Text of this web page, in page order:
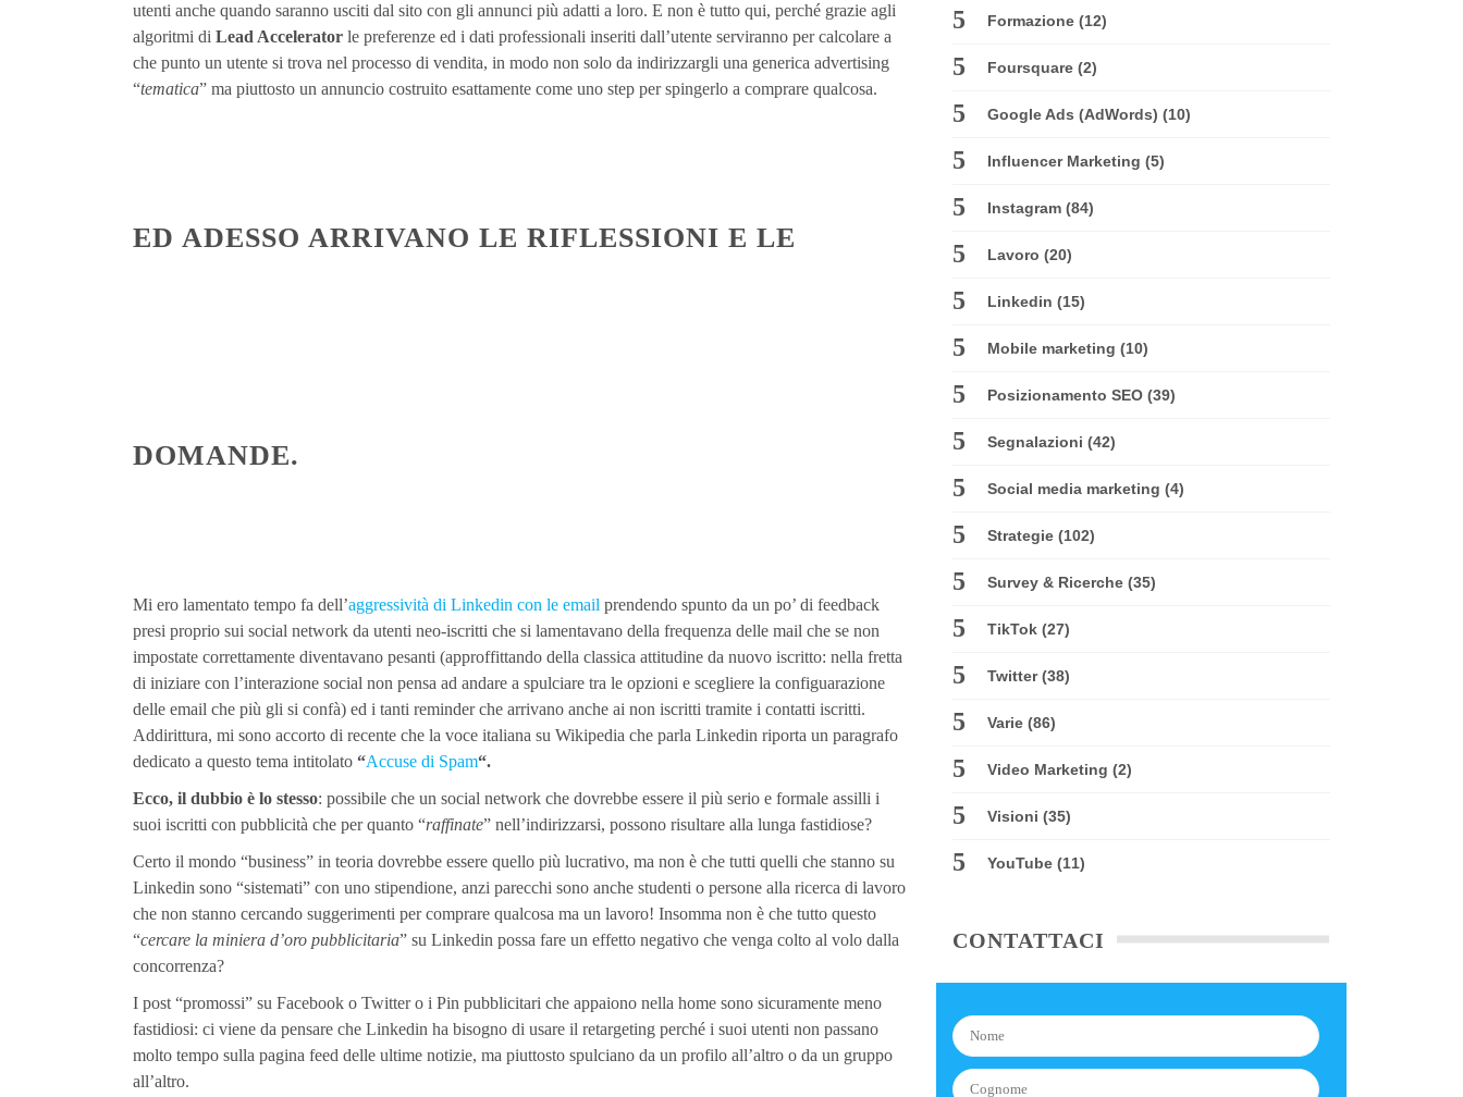
utenti anche quando saranno usciti dal sito con gli annunci più adatti a loro. E non è tutto qui, perché grazie agli
algoritmi di Lead Accelerator le preferenze ed i dati professionali inseriti dall’utente serviranno per calcolare a
che punto un utente si trova nel processo di vendita, in modo non solo da indirizzargli una generica advertising
“tematica” ma piuttosto un annuncio costruito esattamente come uno step per spingerlo a comprare qualcosa.
ED ADESSO ARRIVANO LE RIFLESSIONI E LE
DOMANDE.
Mi ero lamentato tempo fa dell’aggressività di Linkedin con le email prendendo spunto da un po’ di feedback
presi proprio sui social network da utenti neo-iscritti che si lamentavano della frequenza delle mail che se non
impostate correttamente diventavano pesanti (approffittando della classica attitudine da nuovo iscritto: nella fretta
di iniziare con l’interazione social non pensa ad andare a spulciare tra le opzioni e scegliere la configuarazione
delle email che più gli si confà) ed i tanti reminder che arrivano anche ai non iscritti tramite i contatti iscritti.
Addirittura, mi sono accorto di recente che la voce italiana su Wikipedia che parla Linkedin riporta un paragrafo
dedicato a questo tema intitolato “Accuse di Spam“.
Ecco, il dubbio è lo stesso: possibile che un social network che dovrebbe essere il più serio e formale assilli i
suoi iscritti con pubblicità che per quanto “raffinate” nell’indirizzarsi, possono risultare alla lunga fastidiose?
Certo il mondo “business” in teoria dovrebbe essere quello più lucrativo, ma non è che tutti quelli che stanno su
Linkedin sono “sistemati” con uno stipendione, anzi parecchi sono anche studenti o persone alla ricerca di lavoro
che non stanno cercando suggerimenti per comprare qualcosa ma un lavoro! Insomma non è che tutto questo
“cercare la miniera d’oro pubblicitaria” su Linkedin possa fare un effetto negativo che venga colto al volo dalla
concorrenza?
I post “promossi” su Facebook o Twitter o i Pin pubblicitari che appaiono nella home sono sicuramente meno
fastidiosi: ci viene da pensare che Linkedin ha bisogno di usare il retargeting perché i suoi utenti non passano
molto tempo sulla pagina feed delle ultime notizie, ma piuttosto spulciano da un profilo all’altro o da un gruppo
all’altro.
Formazione (12)
Foursquare (2)
Google Ads (AdWords) (10)
Influencer Marketing (5)
Instagram (84)
Lavoro (20)
Linkedin (15)
Mobile marketing (10)
Posizionamento SEO (39)
Segnalazioni (42)
Social media marketing (4)
Strategie (102)
Survey & Ricerche (35)
TikTok (27)
Twitter(38)
Varie (86)
Video Marketing (2)
Visioni (35)
YouTube (11)
CONTATTACI